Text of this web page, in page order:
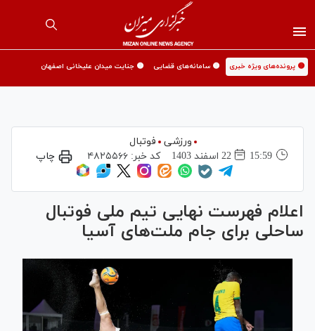
🟡 پرونده‌های ویژه خبری 🟡 سامانه‌های قضایی 🟡 جنایت میدان علیخانی اصفهان
ورزشی
فوتبال
15:59
22 اسفند 1403 کد خبر: ۴۸۲۵۵۶۶ چاپ
اعلام فهرست نهایی تیم ملی فوتبال
ساحلی برای جام ملت‌های آسیا